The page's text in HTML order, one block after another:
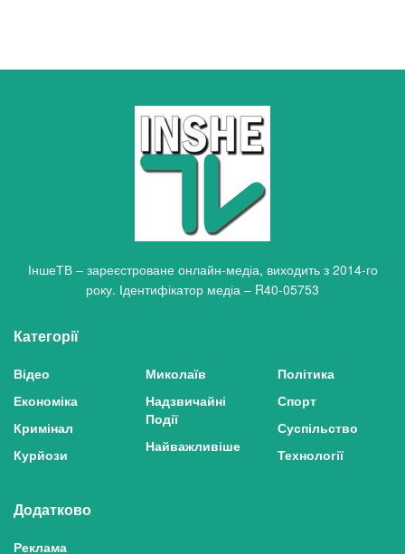
ІншеТВ – зареєстроване онлайн-медіа, виходить з 2014-го
року. Ідентифікатор медіа – R40-05753
Категорії
Відео
Економіка
Кримінал
Курйози
Миколаїв
Надзвичайні
Події
Найважливіше
Політика
Спорт
Суспільство
Технології
Додатково
Реклама